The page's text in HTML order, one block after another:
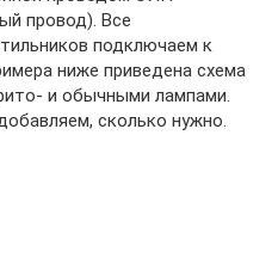
провод). Все
подключаем к
ниже приведена схема
и обычными лампами.
сколько нужно.